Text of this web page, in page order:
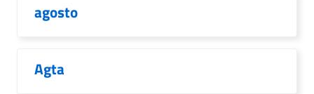
agosto
Agta